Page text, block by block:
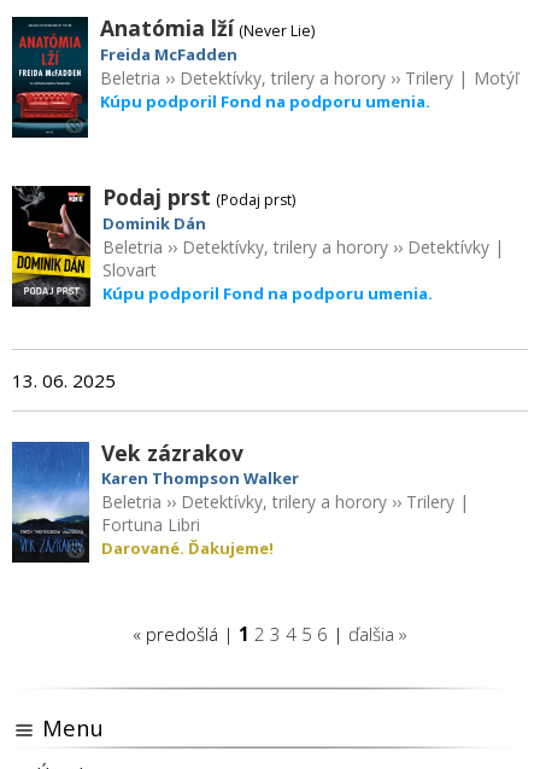
Anatómia lží (Never Lie)
Freida McFadden
Beletria ›› Detektívky, trilery a horory›› Trilery| Motýľ
Kúpu podporil Fond na podporu umenia.
Podaj prst (Podaj prst)
Dominik Dán
Beletria ›› Detektívky, trilery a horory›› Detektívky|
Slovart
Kúpu podporil Fond na podporu umenia.
13. 06. 2025
Vek zázrakov
Karen Thompson Walker
Beletria ›› Detektívky, trilery a horory ›› Trilery |
Fortuna Libri
Darované. Ďakujeme!
« predošlá | 1 2 3 4 5 6 | ďalšia »
Menu